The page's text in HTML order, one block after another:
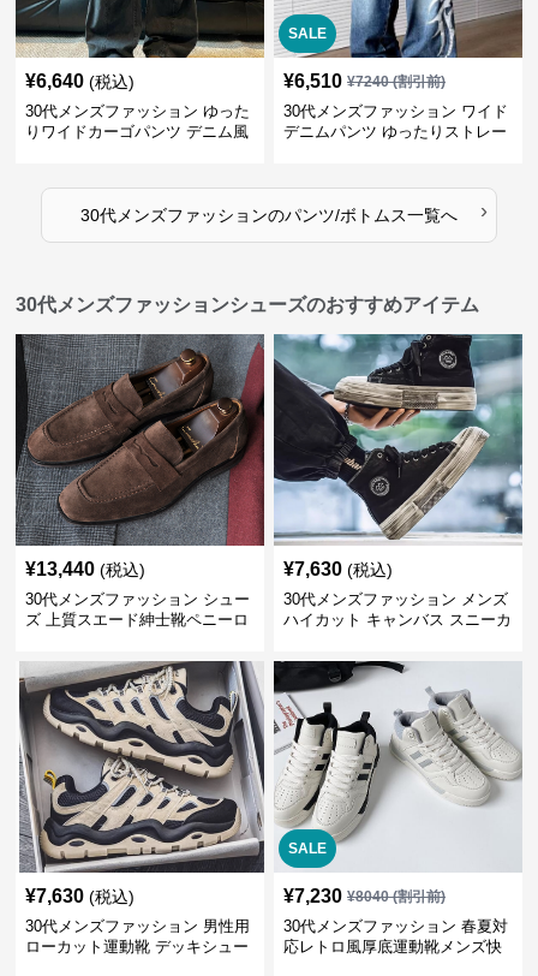
¥6,640 (税込)
30代メンズファッション ゆった
りワイドカーゴパンツ デニム風
SALE
¥6,510 ¥7240(割引前)
30代メンズファッション ワイド
デニムパンツ ゆったりストレー
30代メンズファッションのパンツ/ボトムス一覧へ ›
30代メンズファッションシューズのおすすめアイテム
¥13,440 (税込)
30代メンズファッション シュー
ズ 上質スエード紳士靴ペニーロ
¥7,630 (税込)
30代メンズファッション メンズ
ハイカット キャンバス スニーカ
¥7,630 (税込)
30代メンズファッション 男性用
ローカット運動靴 デッキシュー
SALE
¥7,230 ¥8040(割引前)
30代メンズファッション 春夏対
応レトロ風厚底運動靴メンズ快